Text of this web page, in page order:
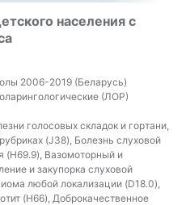
населения с
2006-2019 (Беларусь)
(ЛОР)
голосовых складок и гортани,
(J38), Болезнь слуховой
(H69.9), Вазомоторный и
и закупорка слуховой
любой локализации (D18.0),
(H66), Доброкачественное